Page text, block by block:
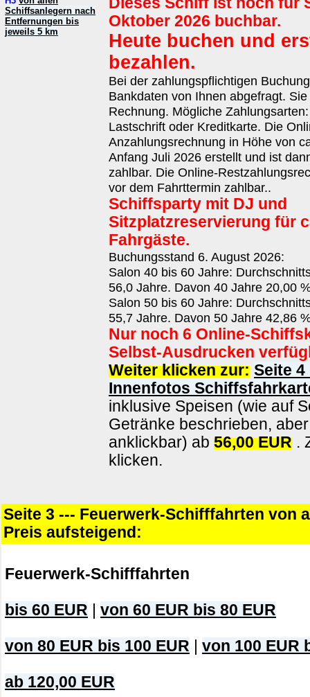
Schiffsanlegern nach
Entfernungen bis
jeweils 5 km
Oktober 2026 buchbar.
Heute buchen und
bezahlen.
Bei der zahlungspflichtigen
Bankdaten von Ihnen abgefragt.
Rechnung. Mögliche
Lastschrift oder Kreditkarte. Die
Anzahlungsrechnung in Höhe von
Anfang Juli 2026 erstellt und ist
zahlbar. Die Online-
vor dem Fahrttermin zahlbar..
Schiffsparty mit DJ und
Sitzplatzreservierung für
Fahrgäste.
Buchungsstand 6. August 2026:
Salon 40 bis 60 Jahre:
56,0 Jahre. Davon 40 Jahre 20,00
Salon 50 bis 60 Jahre:
55,7 Jahre. Davon 50 Jahre 42,86
Nur noch 6 Online-
Selbst-Ausdrucken
Weiter klicken zur: Seite
Innenfotos
inklusive Speisen (wie auf
Getränke beschrieben,
anklickbar) ab 56,00 EUR .
klicken.
Seite 3 --- Feuerwerk-Schifffahrten von
Preis aufsteigend:
Feuerwerk-Schifffahrten
bis 60 EUR von 60 EUR bis 80 EUR
von 80 EUR bis 100 EUR von 100 EUR
ab 120,00 EUR